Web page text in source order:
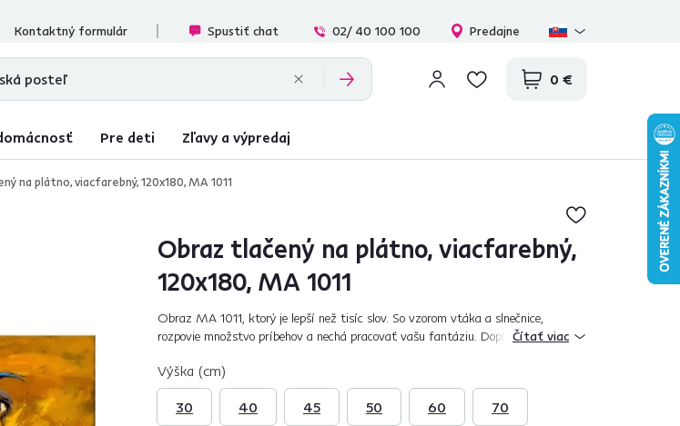
Kontaktný formulár
Spustiť chat 02/ 40 100 100 Predajne
0 €
Pre deti Zľavy a výpredaj
na plátno, viacfarebný, 120x180, MA 1011
Obraz tlačený na plátno, viacfarebný,
120x180, MA 1011
Obraz MA 1011, ktorý je lepší než tisíc slov. So vzorom vtáka a slnečnice,
rozpovie množstvo príbehov a nechá pracovať vašu fantáziu. Doplní a rozžiari
Čítať viac
Výška (cm)
30
40 45 50 60 70